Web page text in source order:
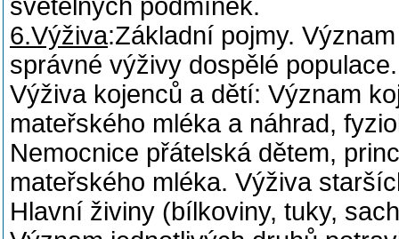
světelných podmínek.
6.Výživa:Základní pojmy.
správné výživy dospělé populace.
Výživa kojenců a dětí: Význam
mateřského mléka a náhrad,
Nemocnice přátelská dětem,
mateřského mléka. Výživa
Hlavní živiny (bílkoviny, tuky,